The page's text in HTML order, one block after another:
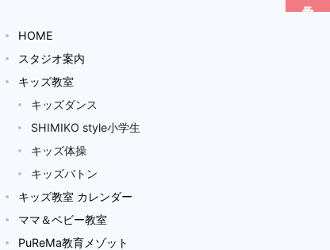
HOME
スタジオ案内
キッズ教室
キッズダンス
SHIMIKO style小学生
キッズ体操
キッズバトン
キッズ教室 カレンダー
ママ＆ベビー教室
PuReMa教育メゾット